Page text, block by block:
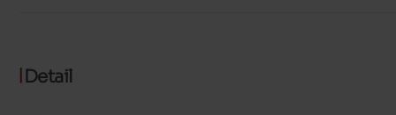
Detail